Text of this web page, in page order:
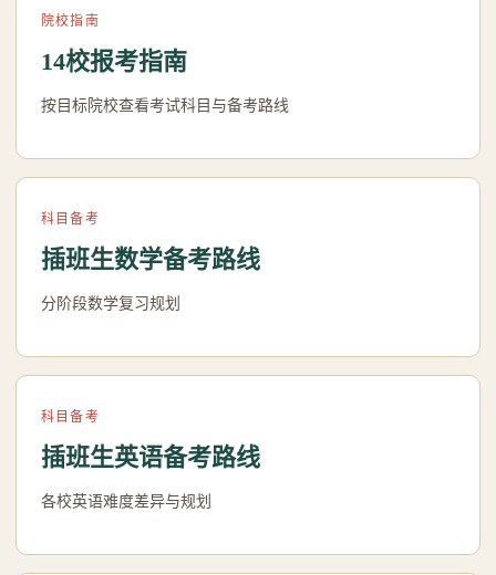
院校指南
14校报考指南
按目标院校查看考试科目与备考路线
科目备考
插班生数学备考路线
分阶段数学复习规划
科目备考
插班生英语备考路线
各校英语难度差异与规划